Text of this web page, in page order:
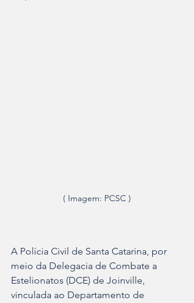
( Imagem: PCSC )
A Polícia Civil de Santa Catarina, por
meio da Delegacia de Combate a
Estelionatos (DCE) de Joinville,
vinculada ao Departamento de